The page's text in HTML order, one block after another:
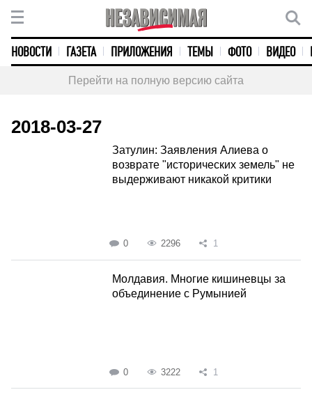
НОВОСТИ ГАЗЕТА ПРИЛОЖЕНИЯ ТЕМЫ ФОТО ВИДЕО
Перейти на полную версию сайта
2018-03-27
Затулин: Заявления Алиева о
возврате "исторических земель" не
выдерживают никакой критики
0 2296 1
Молдавия. Многие кишиневцы за
объединение с Румынией
0 3222 1